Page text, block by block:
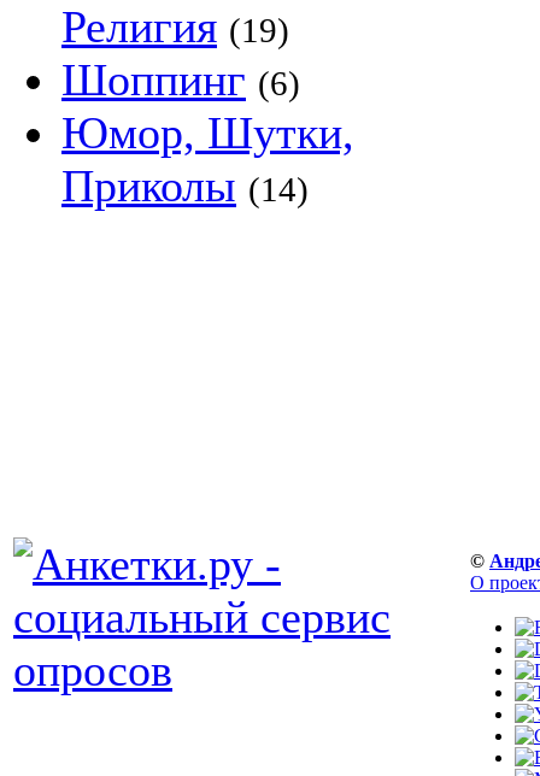
Религия (19)
Шоппинг (6)
Юмор, Шутки,
Приколы (14)
©
О